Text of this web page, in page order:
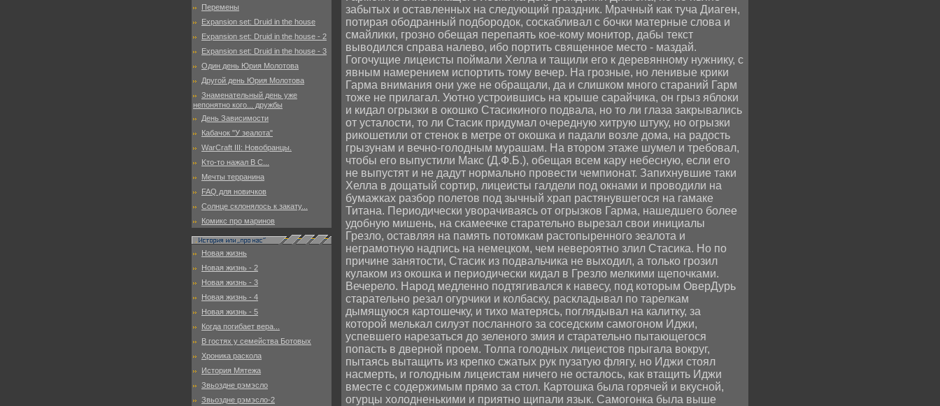
Перемены
Expansion set: Druid in the house
Expansion set: Druid in the house - 2
Expansion set: Druid in the house - 3
Один день Юрия Молотова
Другой день Юрия Молотова
Знаменательный день уже
непонятно кого... дружбы
День Зависимости
Кабачок "У зеалота"
WarCraft III: Новобранцы.
Kто-то нажал B C...
Мечты терранина
FAQ для новичков
Солнце склонялось к закату...
Комикс про маринов
Новая жизнь
Новая жизнь - 2
Новая жизнь - 3
Новая жизнь - 4
Новая жизнь - 5
Когда погибает вера...
В гостях у семейства Ботовых
Хроника раскола
История Мятежа
Звьоздне рэмэсло
Звьоздне рэмэсло-2
забытых и оставленных на следующий праздник. Мрачный как туча Диаген,
потирая ободранный подбородок, соскабливал с бочки матерные слова и
смайлики, грозно обещая перепаять кое-кому монитор, дабы текст
выводился справа налево, ибо портить священное место - маздай.
Гогочущие лицеисты поймали Хелла и тащили его к деревянному нужнику, с
явным намерением испортить тому вечер. На грозные, но ленивые крики
Гарма внимания они уже не обращали, да и слишком много стараний Гарм
тоже не прилагал. Уютно устроившись на крыше сарайчика, он грыз яблоки
и кидал огрызки в окошко Стасикиного подвала, но то ли глаза закрывались
от усталости, то ли Стасик придумал очередную хитрую штуку, но огрызки
рикошетили от стенок в метре от окошка и падали возле дома, на радость
грызунам и вечно-голодным мурашам. На втором этаже шумел и требовал,
чтобы его выпустили Макс (Д.Ф.Б.), обещая всем кару небесную, если его
не выпустят и не дадут нормально провести чемпионат. Запихнувшие таки
Хелла в дощатый сортир, лицеисты галдели под окнами и проводили на
бумажках разбор полетов под зычный храп растянувшегося на гамаке
Титана. Периодически уворачиваясь от огрызков Гарма, нашедшего более
удобную мишень, на скамеечке старательно вырезал свои инициалы
Грезло, оставляя на память потомкам растопыренного зеалота и
неграмотную надпись на немецком, чем невероятно злил Стасика. Но по
причине занятости, Стасик из подвальчика не выходил, а только грозил
кулаком из окошка и периодически кидал в Грезло мелкими щепочками.
Вечерело. Народ медленно подтягивался к навесу, под которым ОверДурь
старательно резал огурчики и колбаску, раскладывал по тарелкам
дымящуюся картошечку, и тихо матерясь, поглядывал на калитку, за
которой мелькал силуэт посланного за соседским самогоном Иджи,
успевшего нарезаться до зеленого змия и старательно пытающегося
попасть в дверной проем. Толпа голодных лицеистов прыгала вокруг,
пытаясь вытащить из крепко сжатых рук пузатую флягу, но Иджи стоял
насмерть, и голодным лицеистам ничего не осталось, как втащить Иджи
вместе с содержимым прямо за стол. Картошка была горячей и вкусной,
огурцы холодненькими и приятно щипали язык. Самогонка была выше